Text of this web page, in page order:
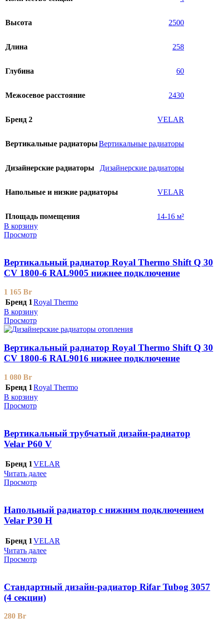
Высота 2500
Длина 258
Глубина 60
Межосевое расстояние 2430
Бренд 2 VELAR
Вертикальные радиаторыВертикальные радиаторы
Дизайнерские радиаторы Дизайнерские радиаторы
Напольные и низкие радиаторы VELAR
Площадь помещения
14-16 м²
В корзину
Просмотр
Вертикальный радиатор Royal Thermo Shift Q 30
CV 1800-6 RAL9005 нижнее подключение
1 165 Br
Бренд 1 Royal Thermo
В корзину
Просмотр
Вертикальный радиатор Royal Thermo Shift Q 30
CV 1800-6 RAL9016 нижнее подключение
1 080 Br
Бренд 1 Royal Thermo
В корзину
Просмотр
Вертикальный трубчатый дизайн-радиатор
Velar P60 V
Бренд 1VELAR
Читать далее
Просмотр
Напольный радиатор с нижним подключением
Velar P30 H
Бренд 1 VELAR
Читать далее
Просмотр
Стандартный дизайн-радиатор Rifar Tubog 3057
(4 секции)
280 Br